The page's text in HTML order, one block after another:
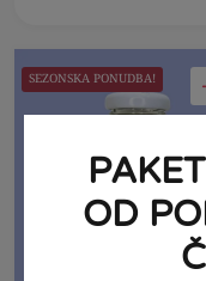
SEZONSKA PONUDBA!
OD